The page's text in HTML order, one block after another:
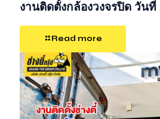
งานติดตั้งกล้องวงจรปิด วันที่
Read more